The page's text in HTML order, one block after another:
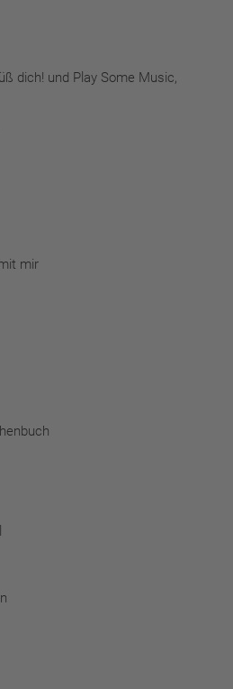
dich! und Play Some Music,
mir